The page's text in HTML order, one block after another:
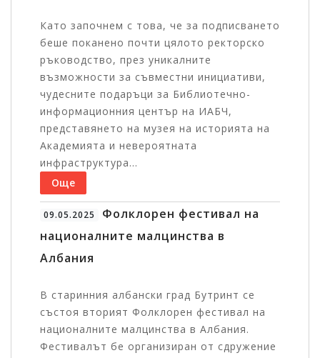
Като започнем с това, че за подписването
беше поканено почти цялото ректорско
ръководство, през уникалните
възможности за съвместни инициативи,
чудесните подаръци за Библиотечно-
информационния център на ИАБЧ,
представянето на музея на историята на
Академията и невероятната
инфраструктура...
Още
09.05.2025
Фолклорен фестивал на
националните малцинства в
Албания
В старинния албански град Бутринт се
състоя вторият Фолклорен фестивал на
националните малцинства в Албания.
Фестивалът бе организиран от сдружение